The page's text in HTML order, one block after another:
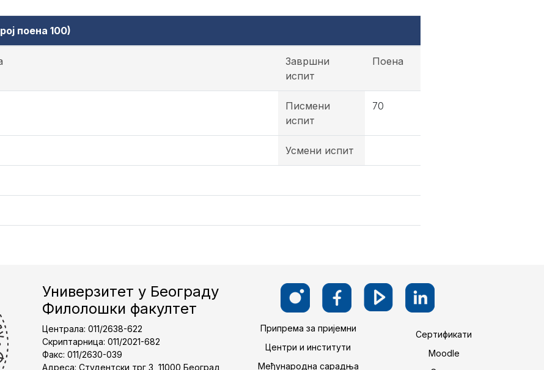
поена 100)
Завршни
испит
Поена
Писмени
испит
70
Усмени испит
Универзитет у Београду
Филолошки факултет
Централа: 011/2638-622
Скриптарница: 011/2021-682
Факс: 011/2630-039
Адреса: Студентски трг 3, 11000 Београд
Припрема за пријемни
Центри и институти
Међународна сарадња
Сертификати
Moodle